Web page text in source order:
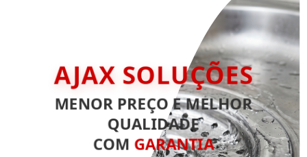
AJAX SOLUÇÕES
MENOR PREÇO E MELHOR
QUALIDADE
COM GARANTIA